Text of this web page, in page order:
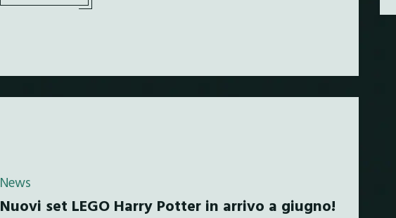
News
Nuovi set LEGO Harry Potter in arrivo a giugno!